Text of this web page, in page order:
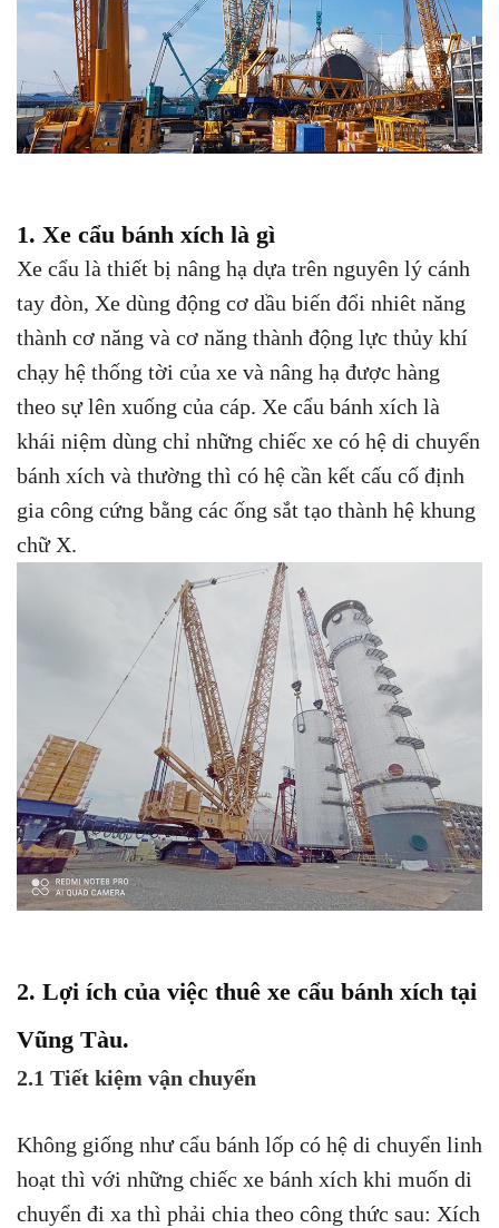
1. Xe cẩu bánh xích là gì
Xe cẩu là thiết bị nâng hạ dựa trên nguyên lý cánh
tay đòn, Xe dùng động cơ dầu biến đổi nhiêt năng
thành cơ năng và cơ năng thành động lực thủy khí
chạy hệ thống tời của xe và nâng hạ được hàng
theo sự lên xuống của cáp. Xe cẩu bánh xích là
khái niệm dùng chỉ những chiếc xe có hệ di chuyển
bánh xích và thường thì có hệ cần kết cấu cố định
gia công cứng bằng các ống sắt tạo thành hệ khung
chữ X.
2. Lợi ích của việc thuê xe cẩu bánh xích tại
Vũng Tàu.
2.1 Tiết kiệm vận chuyển
Không giống như cẩu bánh lốp có hệ di chuyển linh
hoạt thì với những chiếc xe bánh xích khi muốn di
chuyển đi xa thì phải chia theo công thức sau: Xích